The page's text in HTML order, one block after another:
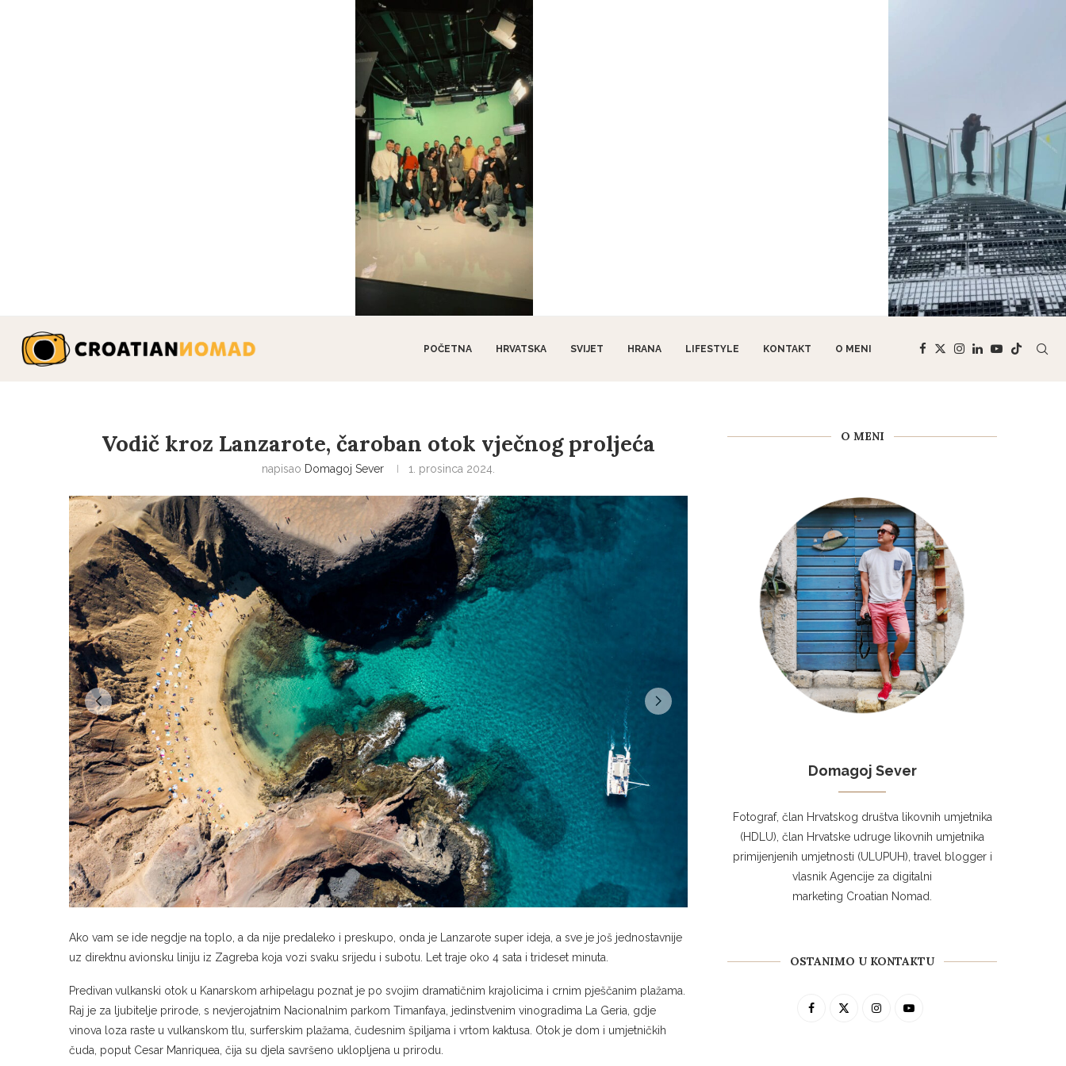
POČETNA HRVATSKA SVIJET HRANA LIFESTYLE KONTAKT O MENI
Vodič kroz Lanzarote, čaroban otok vječnog proljeća
napisao Domagoj Sever 1. prosinca 2024.
Ako vam se ide negdje na toplo, a da nije predaleko i preskupo, onda je Lanzarote super ideja, a sve je još jednostavnije
uz direktnu avionsku liniju iz Zagreba koja vozi svaku srijedu i subotu. Let traje oko 4 sata i trideset minuta.
Predivan vulkanski otok u Kanarskom arhipelagu poznat je po svojim dramatičnim krajolicima i crnim pješčanim plažama.
Raj je za ljubitelje prirode, s nevjerojatnim Nacionalnim parkom Timanfaya, jedinstvenim vinogradima La Geria, gdje
vinova loza raste u vulkanskom tlu, surferskim plažama, čudesnim špiljama i vrtom kaktusa. Otok je dom i umjetničkih
čuda, poput Cesar Manriquea, čija su djela savršeno uklopljena u prirodu.
O MENI
Domagoj Sever
Fotograf, član Hrvatskog društva likovnih umjetnika
(HDLU), član Hrvatske udruge likovnih umjetnika
primijenjenih umjetnosti (ULUPUH), travel blogger i
vlasnik Agencije za digitalni
marketing Croatian Nomad.
OSTANIMO U KONTAKTU